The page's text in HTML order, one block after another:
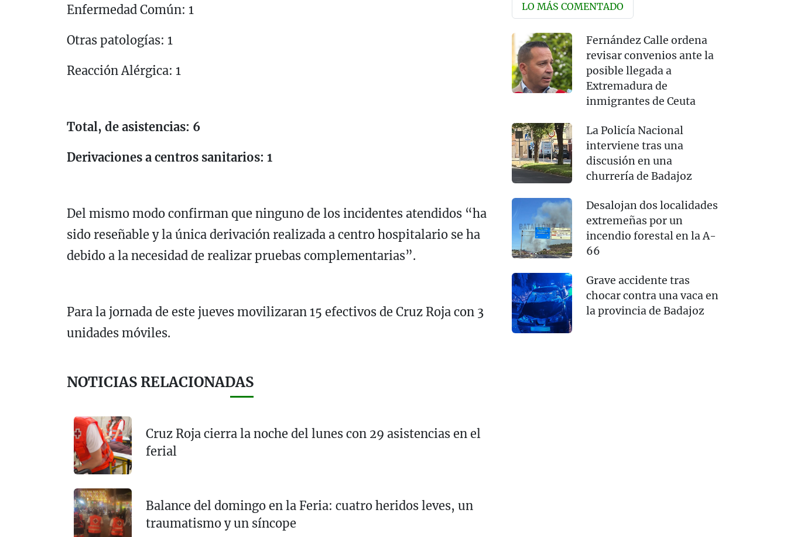
Enfermedad Común: 1
Otras patologías: 1
Reacción Alérgica: 1
Total, de asistencias: 6
Derivaciones a centros sanitarios: 1
Del mismo modo confirman que ninguno de los incidentes atendidos “ha
sido reseñable y la única derivación realizada a centro hospitalario se ha
debido a la necesidad de realizar pruebas complementarias”.
Para la jornada de este jueves movilizaran 15 efectivos de Cruz Roja con 3
unidades móviles.
NOTICIAS RELACIONADAS
Cruz Roja cierra la noche del lunes con 29 asistencias en el
ferial
Balance del domingo en la Feria: cuatro heridos leves, un
traumatismo y un síncope
LO MÁS COMENTADO
Fernández Calle ordena
revisar convenios ante la
posible llegada a
Extremadura de
inmigrantes de Ceuta
La Policía Nacional
interviene tras una
discusión en una
churrería de Badajoz
Desalojan dos localidades
extremeñas por un
incendio forestal en la A-
66
Grave accidente tras
chocar contra una vaca en
la provincia de Badajoz